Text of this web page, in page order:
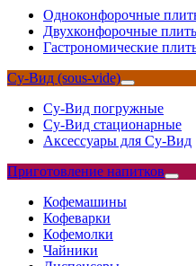
Одноконфорочные
Двухконфорочные
Гастрономические
Су-Вид (sous-vide)
Су-Вид погружные
Су-Вид стационарные
Аксессуары для Су-Вид
Приготовление напитков
Кофемашины
Кофеварки
Кофемолки
Чайники